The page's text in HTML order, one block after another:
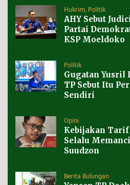
Hukrim Politik
AHY Sebut
Partai
KSP Moeldoko
Politik
Gugatan Yusril
TP Sebut Itu
Sendiri
Opini
Kebijakan Tarif
Selalu
Suudzon
Berita Bulungan